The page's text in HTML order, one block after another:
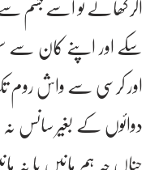
سکے اور اپنے کان سے
اور کرسی سے واش روم
دوائوں کے بغیر سانس